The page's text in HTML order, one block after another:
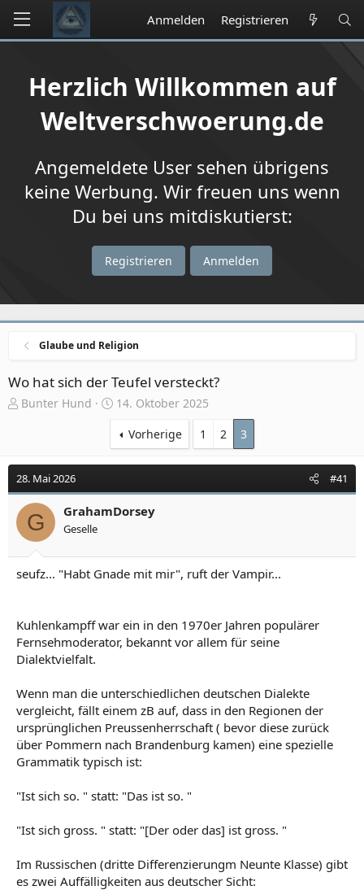
Anmelden Registrieren
Herzlich Willkommen auf
Weltverschwoerung.de
Angemeldete User sehen übrigens
keine Werbung. Wir freuen uns wenn
Du bei uns mitdiskutierst:
Registrieren Anmelden
Glaube und Religion
Wo hat sich der Teufel versteckt?
E
e
l
l
e
Bunter Hund
E
s
t
e
l
t
14. Oktober 2025
Vorherige
1 2 3
28. Mai 2026 #41
G GrahamDorsey
Geselle
seufz... "Habt Gnade mit mir", ruft der Vampir...
Kuhlenkampff war ein in den 1970er Jahren populärer
Fernsehmoderator, bekannt vor allem für seine
Dialektvielfalt.
Wenn man die unterschiedlichen deutschen Dialekte
vergleicht, fällt einem zB auf, dass in den Regionen der
ursprünglichen Preussenherrschaft ( bevor diese zurück
über Pommern nach Brandenburg kamen) eine spezielle
Grammatik typisch ist:
"Ist sich so. " statt: "Das ist so. "
"Ist sich gross. " statt: "[Der oder das] ist gross. "
Im Russischen (dritte Differenzierungm Neunte Klasse) gibt
es zwei Auffälligkeiten aus deutscher Sicht: